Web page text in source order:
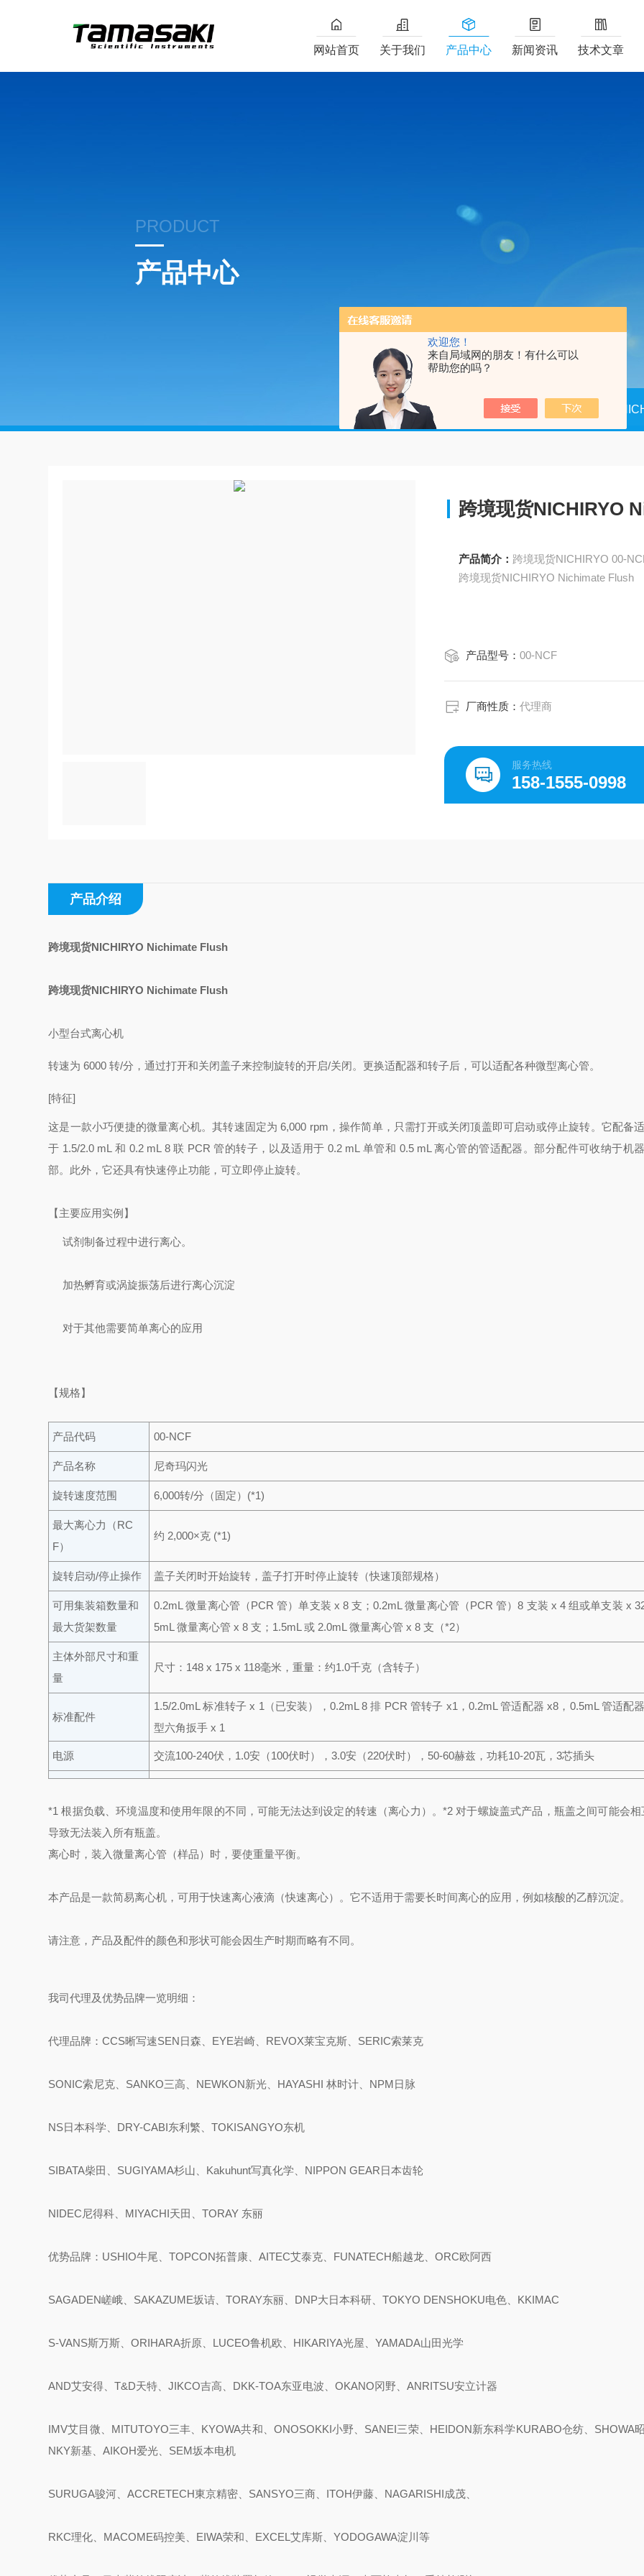
欢迎您！
来自局域网的朋友！有什么可以
帮助您的吗？
网站首页 关于我们 产品中心 新闻资讯 技术文章
PRODUCT
产品中心
首页 产品中心
跨境现货NICHIRYO
产品简介：
跨境现货NICHIRYO Nichimate Flush
产品型号：00-NCF
厂商性质：代理商
服务热线
158-1555-0998
产品介绍
跨境现货NICHIRYO Nichimate Flush
跨境现货NICHIRYO Nichimate Flush
小型台式离心机
转速为 6000 转/分，通过打开和关闭盖子来控制旋转的开启/关闭。 更换适配器和转子后，可以适配各种微型离心管。
[特征]
这是一款小巧便捷的微量离心机。其转速固定为 6,000 rpm，操作简单，只需打开或关闭顶盖即可启动或停止旋转。 它配备
于 1.5/2.0 mL 和 0.2 mL 8 联 PCR 管的转子，以及适用于 0.2 mL 单管和 0.5 mL 离心管的管适配器。部分配件可收纳于机
部。此外，它还具有快速停止功能，可立即停止旋转。
【主要应用实例】
试剂制备过程中进行离心。
加热孵育或涡旋振荡后进行离心沉淀
对于其他需要简单离心的应用
【规格】
产品代码 00-NCF
产品名称 尼奇玛闪光
旋转速度范围 6,000转/分（固定）(*1)
最大离心力（RC
F）
约 2,000×克 (*1)
旋转启动/停止操作 盖子关闭时开始旋转，盖子打开时停止旋转（快速顶部规格）
可用集装箱数量和
最大货架数量
0.2mL 微量离心管（PCR 管）单支装 x 8 支；0.2mL 微量离心管（PCR 管）8 支装 x 4 组或单支装 x
5mL 微量离心管 x 8 支； 1.5mL 或 2.0mL 微量离心管 x 8 支（*2）
主体外部尺寸和重
量
尺寸：148 x 175 x 118毫米，重量：约1.0千克（含转子）
标准配件
1.5/2.0mL 标准转子 x 1（已安装）， 0.2mL 8 排 PCR 管转子 x1，0.2mL 管适配器 x8，0.5mL 管适配
型六角扳手 x 1
电源 交流100-240伏，1.0安（100伏时），3.0安（220伏时），50-60赫兹，功耗10-20瓦，3芯插头
*1 根据负载、环境温度和使用年限的不同，可能无法达到设定的转速（离心力）。*2 对于螺旋盖式产品，瓶盖之间可能会相
导致无法装入所有瓶盖。
离心时，装入微量离心管（样品）时，要使重量平衡。
本产品是一款简易离心机，可用于快速离心液滴（快速离心）。它不适用于需要长时间离心的应用，例如核酸的乙醇沉淀。
请注意，产品及配件的颜色和形状可能会因生产时期而略有不同。
我司代理及优势品牌一览明细：
代理品牌：CCS晰写速SEN日森、EYE岩崎、REVOX莱宝克斯、SERIC索莱克
SONIC索尼克、SANKO三高、NEWKON新光、HAYASHI 林时计、NPM日脉
NS日本科学、DRY-CABI东利繁、TOKISANGYO东机
SIBATA柴田、SUGIYAMA杉山、Kakuhunt写真化学、NIPPON GEAR日本齿轮
NIDEC尼得科、MIYACHI天田、TORAY 东丽
优势品牌：USHIO牛尾、TOPCON拓普康、AITEC艾泰克、FUNATECH船越龙、ORC欧阿西
SAGADEN嵯峨、SAKAZUME坂诘、TORAY东丽、DNP大日本科研、TOKYO DENSHOKU电色、KKIMAC
S-VANS斯万斯、ORIHARA折原、LUCEO鲁机欧、HIKARIYA光屋、YAMADA山田光学
AND艾安得、T&D天特、JIKCO吉高、DKK-TOA东亚电波、OKANO冈野、ANRITSU安立计器
IMV艾目微、MITUTOYO三丰、KYOWA共和、ONOSOKKI小野、SANEI三荣、HEIDON新东科学KURABO仓纺、SHOWA
NKY新基、AIKOH爱光、SEM坂本电机
SURUGA骏河、ACCRETECH東京精密、SANSYO三商、ITOH伊藤、NAGARISHI成茂、
RKC理化、MACOME码控美、EIWA荣和、EXCEL艾库斯、YODOGAWA淀川等